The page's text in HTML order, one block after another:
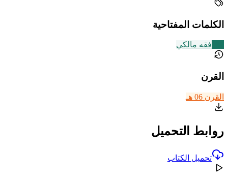
الكلمات المفتاحية
فقه مالكي
القرن
القرن 06 هـ
روابط التحميل
تحميل الكتاب